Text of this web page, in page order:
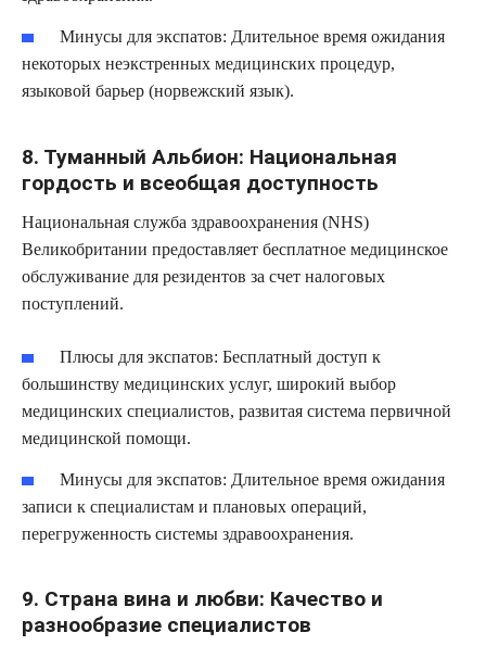
Минусы для экспатов: Длительное время ожидания
некоторых неэкстренных медицинских процедур,
языковой барьер (норвежский язык).
8. Туманный Альбион: Национальная
гордость и всеобщая доступность
Национальная служба здравоохранения (NHS)
Великобритании предоставляет бесплатное медицинское
обслуживание для резидентов за счет налоговых
поступлений.
Плюсы для экспатов: Бесплатный доступ к
большинству медицинских услуг, широкий выбор
медицинских специалистов, развитая система первичной
медицинской помощи.
Минусы для экспатов: Длительное время ожидания
записи к специалистам и плановых операций,
перегруженность системы здравоохранения.
9. Страна вина и любви: Качество и
разнообразие специалистов